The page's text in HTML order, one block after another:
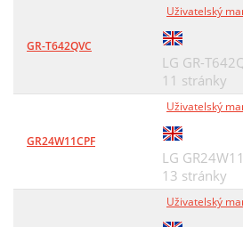
GR-T642QVC
Uživatelský
LG GR-
11 stránky
GR24W11CPF
Uživatelský
LG
13 stránky
Uživatelský